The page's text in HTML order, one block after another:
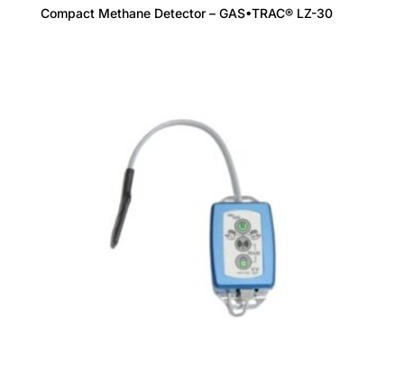
Compact Methane Detector – GAS•TRAC® LZ-30